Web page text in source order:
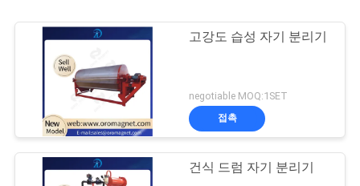
고강도 습성 자기 분리기
negotiable MOQ:1SET
접촉
건식 드럼 자기 분리기